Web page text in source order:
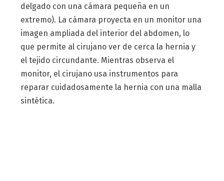
delgado con una cámara pequeña en un
extremo). La cámara proyecta en un monitor una
imagen ampliada del interior del abdomen, lo
que permite al cirujano ver de cerca la hernia y
el tejido circundante. Mientras observa el
monitor, el cirujano usa instrumentos para
reparar cuidadosamente la hernia con una malla
sintética.